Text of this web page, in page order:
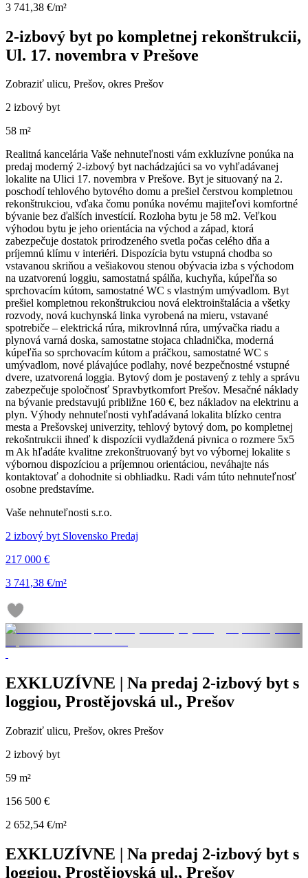
3 741,38 €/m²
2-izbový byt po kompletnej rekonštrukcii,
Ul. 17. novembra v Prešove
Zobraziť ulicu, Prešov, okres Prešov
2 izbový byt
58 m²
Realitná kancelária Vaše nehnuteľnosti vám exkluzívne ponúka na
predaj moderný 2-izbový byt nachádzajúci sa vo vyhľadávanej
lokalite na Ulici 17. novembra v Prešove. Byt je situovaný na 2.
poschodí tehlového bytového domu a prešiel čerstvou kompletnou
rekonštrukciou, vďaka čomu ponúka novému majiteľovi komfortné
bývanie bez ďalších investícií. Rozloha bytu je 58 m2. Veľkou
výhodou bytu je jeho orientácia na východ a západ, ktorá
zabezpečuje dostatok prirodzeného svetla počas celého dňa a
príjemnú klímu v interiéri. Dispozícia bytu vstupná chodba so
vstavanou skriňou a vešiakovou stenou obývacia izba s východom
na uzatvorenú loggiu, samostatná spálňa, kuchyňa, kúpeľňa so
sprchovacím kútom, samostatné WC s vlastným umývadlom. Byt
prešiel kompletnou rekonštrukciou nová elektroinštalácia a všetky
rozvody, nová kuchynská linka vyrobená na mieru, vstavané
spotrebiče – elektrická rúra, mikrovlnná rúra, umývačka riadu a
plynová varná doska, samostatne stojaca chladnička, moderná
kúpeľňa so sprchovacím kútom a práčkou, samostatné WC s
umývadlom, nové plávajúce podlahy, nové bezpečnostné vstupné
dvere, uzatvorená loggia. Bytový dom je postavený z tehly a správu
zabezpečuje spoločnosť Spravbytkomfort Prešov. Mesačné náklady
na bývanie predstavujú približne 160 €, bez nákladov na elektrinu a
plyn. Výhody nehnuteľnosti vyhľadávaná lokalita blízko centra
mesta a Prešovskej univerzity, tehlový bytový dom, po kompletnej
rekošntrukcii ihneď k dispozícii vydlaždená pivnica o rozmere 5x5
m Ak hľadáte kvalitne zrekonštruovaný byt vo výbornej lokalite s
výbornou dispozíciou a príjemnou orientáciou, neváhajte nás
kontaktovať a dohodnite si obhliadku. Radi vám túto nehnuteľnosť
osobne predstavíme.
Vaše nehnuteľnosti s.r.o.
2 izbový byt Slovensko Predaj
217 000 €
3 741,38 €/m²
EXKLUZÍVNE | Na predaj 2-izbový byt s
loggiou, Prostějovská ul., Prešov
Zobraziť ulicu, Prešov, okres Prešov
2 izbový byt
59 m²
156 500 €
2 652,54 €/m²
EXKLUZÍVNE | Na predaj 2-izbový byt s
loggiou, Prostějovská ul., Prešov